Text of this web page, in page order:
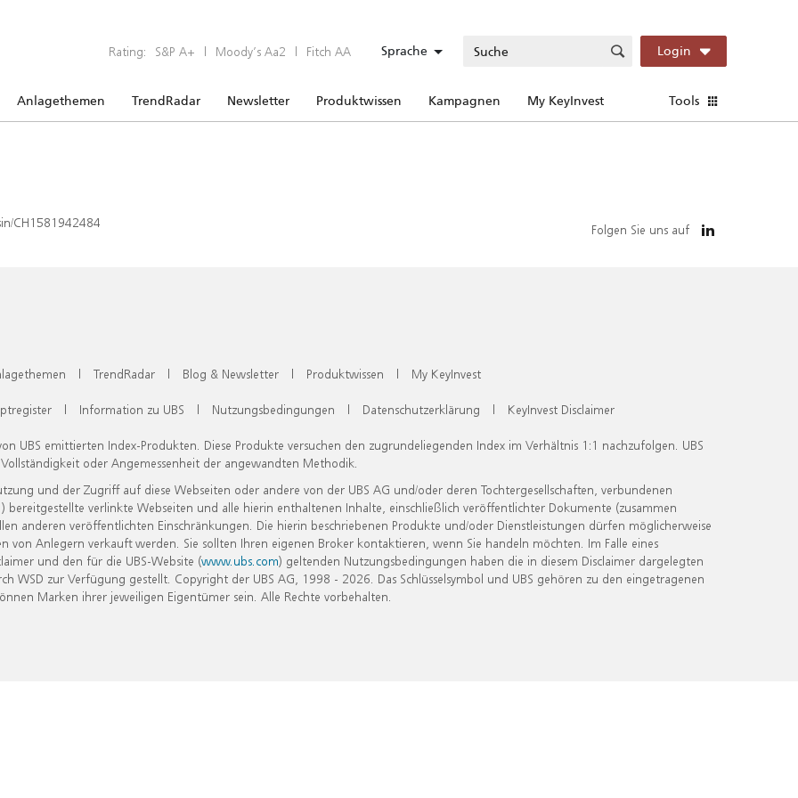
Rating: S&P A+ | Moody’s Aa2 | Fitch AA Sprache Login
Anlagethemen TrendRadar Newsletter Produktwissen Kampagnen My KeyInvest Tools
CH1581942484 Folgen Sie uns auf
| TrendRadar | Blog & Newsletter | Produktwissen | My KeyInvest
| Information zu UBS | Nutzungsbedingungen | Datenschutzerklärung | KeyInvest Disclaimer
UBS emittierten Index-Produkten. Diese Produkte versuchen den zugrundeliegenden Index im Verhältnis 1:1 nachzufolgen. UBS
oder Angemessenheit der angewandten Methodik.
und der Zugriff auf diese Webseiten oder andere von der UBS AG und/oder deren Tochtergesellschaften, verbundenen
verlinkte Webseiten und alle hierin enthaltenen Inhalte, einschließlich veröffentlichter Dokumente (zusammen
anderen veröffentlichten Einschränkungen. Die hierin beschriebenen Produkte und/oder Dienstleistungen dürfen möglicherweise
Anlegern verkauft werden. Sie sollten Ihren eigenen Broker kontaktieren, wenn Sie handeln möchten. Im Falle eines
und den für die UBS-Website (www.ubs.com) geltenden Nutzungsbedingungen haben die in diesem Disclaimer dargelegten
zur Verfügung gestellt. Copyright der UBS AG, 1998 - 2026. Das Schlüsselsymbol und UBS gehören zu den eingetragenen
Marken ihrer jeweiligen Eigentümer sein. Alle Rechte vorbehalten.